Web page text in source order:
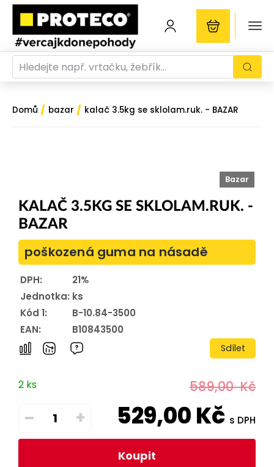
Domů / bazar / kalač 3.5kg se sklolam.ruk. - BAZAR
Bazar
KALAČ 3.5KG SE SKLOLAM.RUK. -
BAZAR
poškozená guma na násadě
DPH:
21%
Jednotka: ks
Kód 1:
B-10.84-3500
EAN:
B10843500
Sdílet
2 ks
– +
589,00Kč
529,00Kč s DPH
Koupit